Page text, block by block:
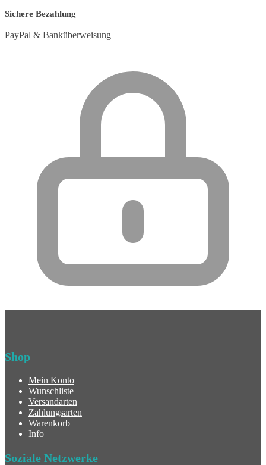
Sichere Bezahlung
PayPal & Banküberweisung
Shop
Mein Konto
Wunschliste
Versandarten
Zahlungsarten
Warenkorb
Info
Soziale Netzwerke